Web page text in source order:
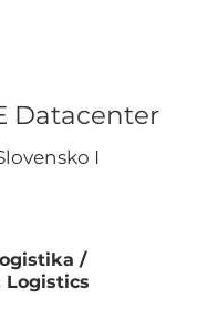
Datacenter
I
/
Logistics